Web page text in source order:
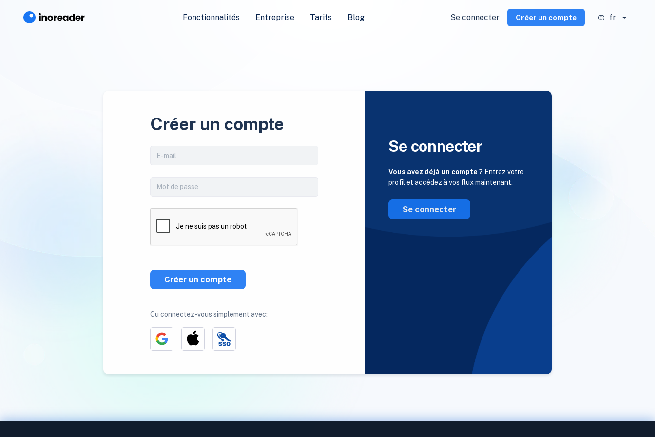
Fonctionnalités Entreprise Tarifs Blog Se connecter Créer un compte fr
Créer un compte
Créer un compte
Ou connectez-vous simplement avec:
Se connecter
Vous avez déjà un compte ? Entrez votre
profil et accédez à vos flux maintenant.
Se connecter